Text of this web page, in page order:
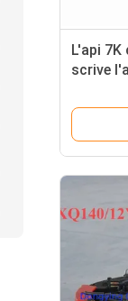
L'api
scrive